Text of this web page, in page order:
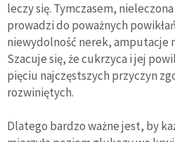
leczy się. Tymczasem,
prowadzi do poważnych
niewydolność nerek, amputacje
Szacuje się, że cukrzyca i jej
pięciu najczęstszych przyczyn
rozwiniętych.
Dlatego bardzo ważne jest, by